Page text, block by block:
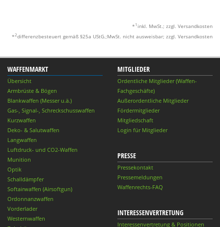
* 1 inkl. MwSt.; zzgl. Versandkosten
*2differenzbesteuert gemäß §25a UStG.;MwSt. nicht ausweisbar; zzgl. Versandkosten
WAFFENMARKT
Übersicht
Armbrüste & Bögen
Blankwaffen (Messer u.ä.)
Gas-, Signal-, Schreckschusswaffen
Kurzwaffen
Deko- & Salutwaffen
Langwaffen
Luftdruck- und CO2-Waffen
Munition
Optik
Schalldämpfer
Softairwaffen (Airsoftgun)
Ordonnanzwaffen
Vorderlader
Westernwaffen
MITGLIEDER
Ordentliche Mitglieder (Waffen-
Fachgeschäfte)
Außerordentliche Mitglieder
Fördermitglieder
Mitgliedschaft
Login für Mitglieder
PRESSE
Pressekontakt
Pressemeldungen
Waffenrechts-FAQ
INTERESSENVERTRETUNG
Interessenvertretung & Positionen